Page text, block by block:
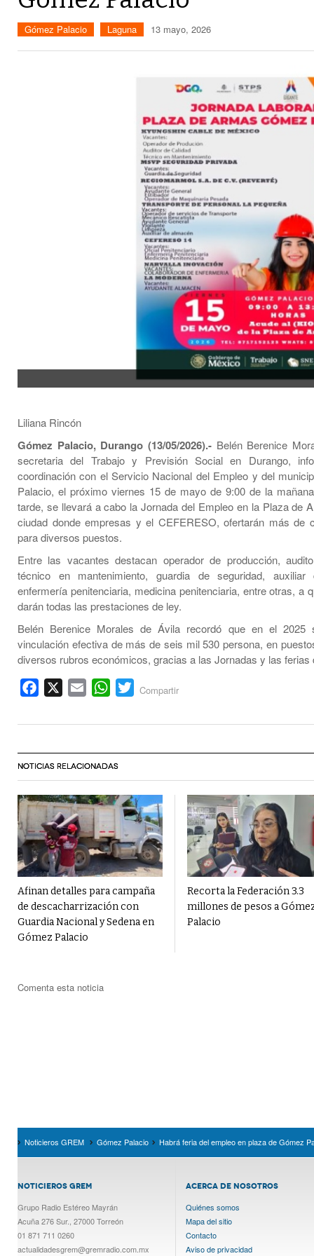
Gómez Palacio Laguna 13 mayo, 2026
Liliana Rincón
Gómez Palacio, Durango (13/05/2026).-Belén Berenice
secretaria del Trabajo y Previsión Social en Durango,
coordinación con el Servicio Nacional del Empleo y del
Palacio, el próximo viernes 15 de mayo de 9:00 de la
tarde, se llevará a cabo la Jornada del Empleo en la Plaza de
ciudad donde empresas y el CEFERESO, ofertarán más de
para diversos puestos.
Entre las vacantes destacan operador de producción,
técnico en mantenimiento, guardia de seguridad, auxiliar
enfermería penitenciaria, medicina penitenciaria, entre otras, a
darán todas las prestaciones de ley.
Belén Berenice Morales de Ávila recordó que en el 2025
vinculación efectiva de más de seis mil 530 persona, en
diversos rubros económicos, gracias a las Jornadas y las ferias
Facebook Email WhatsApp
Twitter
Compartir
NOTICIAS RELACIONADAS
Afinan detalles para campaña
de descacharrización con
Guardia Nacional y Sedena en
Gómez Palacio
Recorta la Federación 3.3
millones de pesos a
Palacio
Comenta esta noticia
Noticieros GREM Gómez Palacio Habrá feria del empleo en plaza de Gómez
NOTICIEROS GREM
Grupo Radio Estéreo Mayrán
Acuña 276 Sur., 27000 Torreón
01 871 711 0260
actualidadesgrem@gremradio.com.mx
ACERCA DE NOSOTROS
Quiénes somos
Mapa del sitio
Contacto
Aviso de privacidad